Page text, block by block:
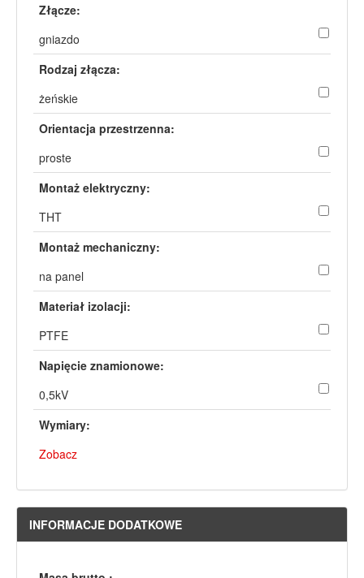
Złącze:
gniazdo
Rodzaj złącza:
żeńskie
Orientacja przestrzenna:
proste
Montaż elektryczny:
THT
Montaż mechaniczny:
na panel
Materiał izolacji:
PTFE
Napięcie znamionowe:
0,5kV
Wymiary:
Zobacz
INFORMACJE DODATKOWE